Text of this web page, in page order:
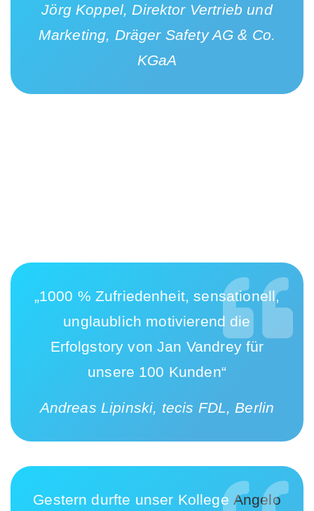
Jörg Koppel, Direktor Vertrieb und
Marketing, Dräger Safety AG & Co.
KGaA
„1000 % Zufriedenheit, sensationell,
unglaublich motivierend die
Erfolgstory von Jan Vandrey für
unsere 100 Kunden“
Andreas Lipinski, tecis FDL, Berlin
Gestern durfte unser Kollege Angelo